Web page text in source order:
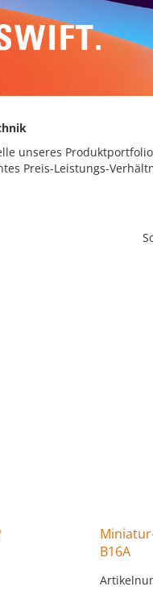
unseres
Preis-Leistungs-
B16A